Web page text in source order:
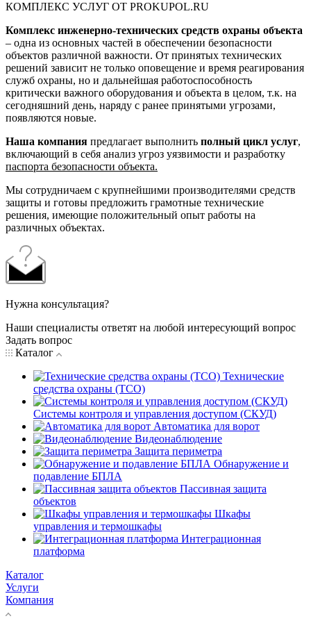
КОМПЛЕКС УСЛУГ ОТ PROKUPOL.RU
Комплекс инженерно-технических средств охраны объекта
– одна из основных частей в обеспечении безопасности
объектов различной важности. От принятых технических
решений зависит не только оповещение и время реагирования
служб охраны, но и дальнейшая работоспособность
критически важного оборудования и объекта в целом, т.к. на
сегодняшний день, наряду с ранее принятыми угрозами,
появляются новые.
Наша компания предлагает выполнить полный цикл услуг,
включающий в себя анализ угроз уязвимости и разработку
паспорта безопасности объекта.
Мы сотрудничаем с крупнейшими производителями средств
защиты и готовы предложить грамотные технические
решения, имеющие положительный опыт работы на
различных объектах.
Нужна консультация?
Наши специалисты ответят на любой интересующий вопрос
Задать вопрос
Каталог
Технические
средства охраны (ТСО)
Системы контроля и управления доступом (СКУД)
Автоматика для ворот
Видеонаблюдение
Защита периметра
Обнаружение и
подавление БПЛА
Пассивная защита
объектов
Шкафы
управления и термошкафы
Интеграционная
платформа
Каталог
Услуги
Компания